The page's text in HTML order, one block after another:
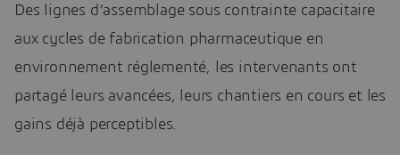
Des lignes d’assemblage sous contrainte capacitaire
aux cycles de fabrication pharmaceutique en
environnement réglementé, les intervenants ont
partagé leurs avancées, leurs chantiers en cours et les
gains déjà perceptibles.